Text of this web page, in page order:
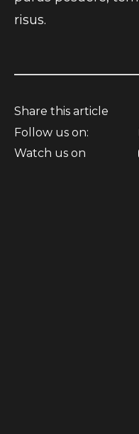
risus.
Share this article
Follow us on:
Watch us on